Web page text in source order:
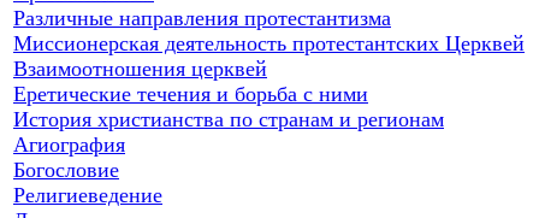
Различные направления протестантизма
Миссионерская деятельность протестантских Церквей
Взаимоотношения церквей
Еретические течения и борьба с ними
История христианства по странам и регионам
Агиография
Богословие
Религиеведение